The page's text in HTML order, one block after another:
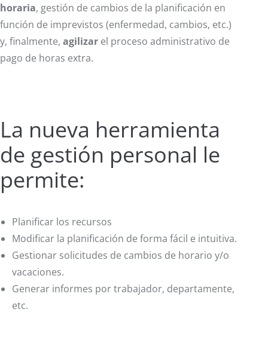
horaria, gestión de cambios de la planificación en
función de imprevistos (enfermedad, cambios, etc.)
y, finalmente, agilizar el proceso administrativo de
pago de horas extra.
La nueva herramienta
de gestión personal le
permite:
Planificar los recursos
Modificar la planificación de forma fácil e intuitiva.
Gestionar solicitudes de cambios de horario y/o
vacaciones.
Generar informes por trabajador, departamente,
etc.